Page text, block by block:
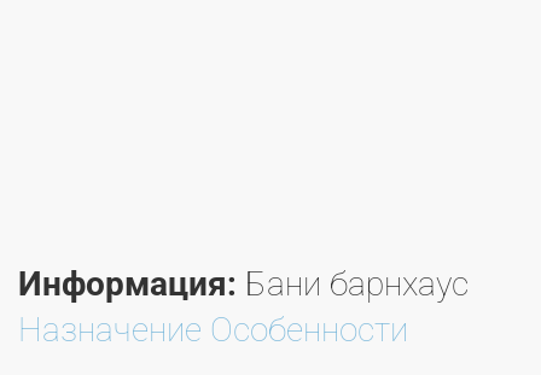
Информация: Бани барнхаус
Назначение Особенности